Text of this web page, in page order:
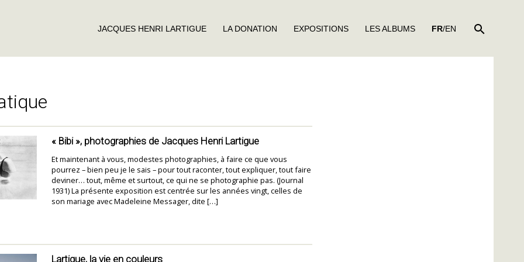
JACQUES HENRI LARTIGUE LA DONATION EXPOSITIONS LES ALBUMS FR/EN
« Bibi », photographies de Jacques Henri Lartigue
Et maintenant à vous, modestes photographies, à faire ce que vous
pourrez – bien peu je le sais – pour tout raconter, tout expliquer, tout faire
deviner… tout, même et surtout, ce qui ne se photographie pas. (Journal
1931) La présente exposition est centrée sur les années vingt, celles de
son mariage avec Madeleine Messager, dite […]
Lartigue, la vie en couleurs